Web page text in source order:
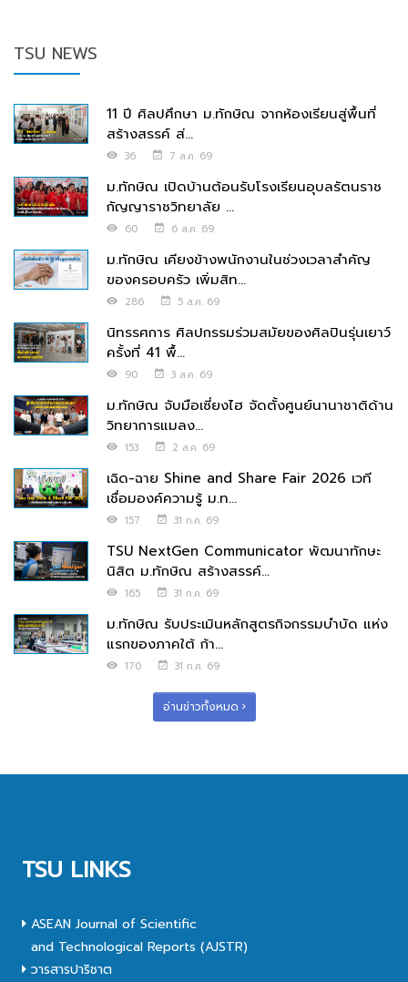
TSU NEWS
11 ปี ศิลปศึกษา ม.ทักษิณ จากห้องเรียนสู่พื้นที่
สร้างสรรค์ ส่...
36 7 ส.ค. 69
ม.ทักษิณ เปิดบ้านต้อนรับโรงเรียนอุบลรัตนราช
กัญญาราชวิทยาลัย ...
60 6 ส.ค. 69
ม.ทักษิณ เคียงข้างพนักงานในช่วงเวลาสำคัญ
ของครอบครัว เพิ่มสิท...
286 5 ส.ค. 69
นิทรรศการ ศิลปกรรมร่วมสมัยของศิลปินรุ่นเยาว์
ครั้งที่ 41 พื้...
90 3 ส.ค. 69
ม.ทักษิณ จับมือเซี่ยงไฮ จัดตั้งศูนย์นานาชาติด้าน
วิทยาการแมลง...
153 2 ส.ค. 69
เฉิด-ฉาย Shine and Share Fair 2026 เวที
เชื่อมองค์ความรู้ ม.ท...
157 31 ก.ค. 69
TSU NextGen Communicator พัฒนาทักษะ
นิสิต ม.ทักษิณ สร้างสรรค์...
165 31 ก.ค. 69
ม.ทักษิณ รับประเมินหลักสูตรกิจกรรมบำบัด แห่ง
แรกของภาคใต้ ก้า...
170 31 ก.ค. 69
อ่านข่าวทั้งหมด
TSU LINKS
ASEAN Journal of Scientific
and Technological Reports (AJSTR)
วารสารปาริชาต